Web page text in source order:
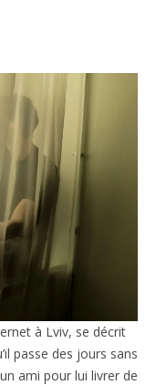
à Lviv, se décrit
passe des jours sans
ami pour lui livrer de